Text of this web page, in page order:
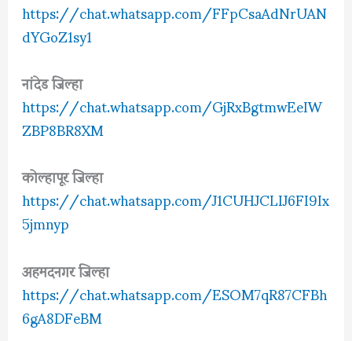
https://chat.whatsapp.com/FFpCsaAdNrUAN
dYGoZ1sy1
नांदेड जिल्हा
https://chat.whatsapp.com/GjRxBgtmwEeIW
ZBP8BR8XM
कोल्हापूर जिल्हा
https://chat.whatsapp.com/J1CUHJCLIJ6FI9Ix
5jmnyp
अहमदनगर जिल्हा
https://chat.whatsapp.com/ESOM7qR87CFBh
6gA8DFeBM